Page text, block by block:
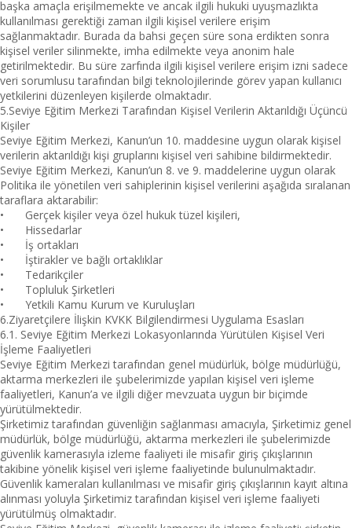
başka amaçla erişilmemekte ve ancak ilgili hukuki uyuşmazlıkta
kullanılması gerektiği zaman ilgili kişisel verilere erişim
sağlanmaktadır. Burada da bahsi geçen süre sona erdikten sonra
kişisel veriler silinmekte, imha edilmekte veya anonim hale
getirilmektedir. Bu süre zarfında ilgili kişisel verilere erişim izni sadece
veri sorumlusu tarafından bilgi teknolojilerinde görev yapan kullanıcı
yetkilerini düzenleyen kişilerde olmaktadır.
5.Seviye Eğitim Merkezi Tarafından Kişisel Verilerin Aktarıldığı Üçüncü
Kişiler
Seviye Eğitim Merkezi, Kanun’un 10. maddesine uygun olarak kişisel
verilerin aktarıldığı kişi gruplarını kişisel veri sahibine bildirmektedir.
Seviye Eğitim Merkezi, Kanun’un 8. ve 9. maddelerine uygun olarak
Politika ile yönetilen veri sahiplerinin kişisel verilerini aşağıda sıralanan
taraflara aktarabilir:
•
Gerçek kişiler veya özel hukuk tüzel kişileri,
•
Hissedarlar
•
İş ortakları
•
İştirakler ve bağlı ortaklıklar
•
Tedarikçiler
•
Topluluk Şirketleri
•
Yetkili Kamu Kurum ve Kuruluşları
6.Ziyaretçilere İlişkin KVKK Bilgilendirmesi Uygulama Esasları
6.1. Seviye Eğitim Merkezi Lokasyonlarında Yürütülen Kişisel Veri
İşleme Faaliyetleri
Seviye Eğitim Merkezi tarafından genel müdürlük, bölge müdürlüğü,
aktarma merkezleri ile şubelerimizde yapılan kişisel veri işleme
faaliyetleri, Kanun’a ve ilgili diğer mevzuata uygun bir biçimde
yürütülmektedir.
Şirketimiz tarafından güvenliğin sağlanması amacıyla, Şirketimiz genel
müdürlük, bölge müdürlüğü, aktarma merkezleri ile şubelerimizde
güvenlik kamerasıyla izleme faaliyeti ile misafir giriş çıkışlarının
takibine yönelik kişisel veri işleme faaliyetinde bulunulmaktadır.
Güvenlik kameraları kullanılması ve misafir giriş çıkışlarının kayıt altına
alınması yoluyla Şirketimiz tarafından kişisel veri işleme faaliyeti
yürütülmüş olmaktadır.